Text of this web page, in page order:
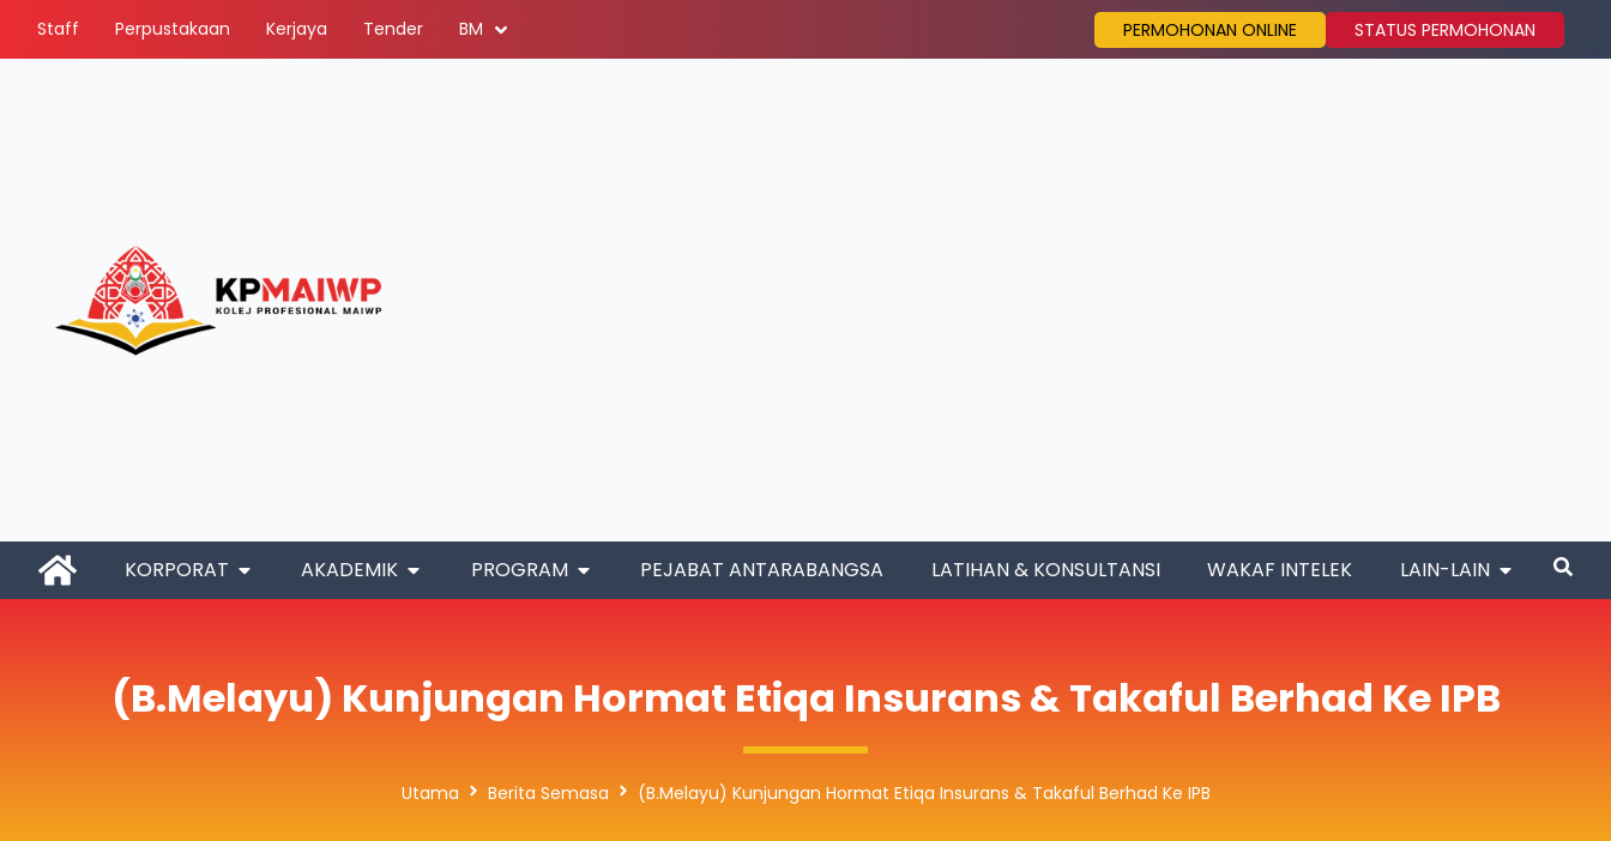
Staff Perpustakaan Kerjaya Tender BM PERMOHONAN ONLINE STATUS PERMOHONAN
KORPORAT AKADEMIK PROGRAM PEJABAT ANTARABANGSA LATIHAN & KONSULTANSI WAKAF INTELEK LAIN-LAIN
(B.Melayu) Kunjungan Hormat Etiqa Insurans & Takaful Berhad Ke IPB
Utama Berita Semasa (B.Melayu) Kunjungan Hormat Etiqa Insurans & Takaful Berhad Ke IPB